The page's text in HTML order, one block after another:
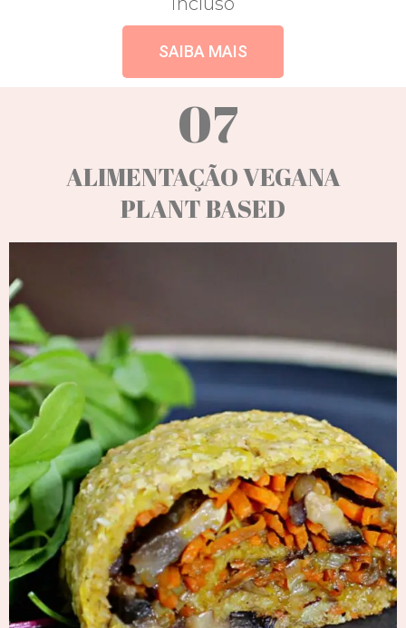
SAIBA MAIS
07
ALIMENTAÇÃO VEGANA
PLANT BASED